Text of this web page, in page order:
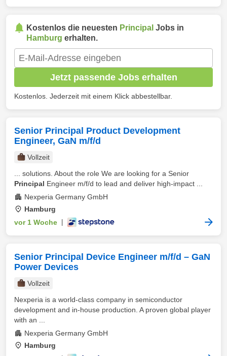
Kostenlos die neuesten Principal Jobs in
Hamburg erhalten.
Jetzt passende Jobs erhalten
Kostenlos. Jederzeit mit einem Klick abbestellbar.
Senior Principal Product Development
Engineer, GaN m/f/d
Vollzeit
... solutions. About the role We are looking for a Senior
Principal Engineer m/f/d to lead and deliver high-impact ...
Nexperia Germany GmbH
Hamburg
vor 1 Woche
Senior Principal Device Engineer m/f/d – GaN
Power Devices
Vollzeit
Nexperia is a world-class company in semiconductor
development and in-house production. A proven global player
with an ...
Nexperia Germany GmbH
Hamburg